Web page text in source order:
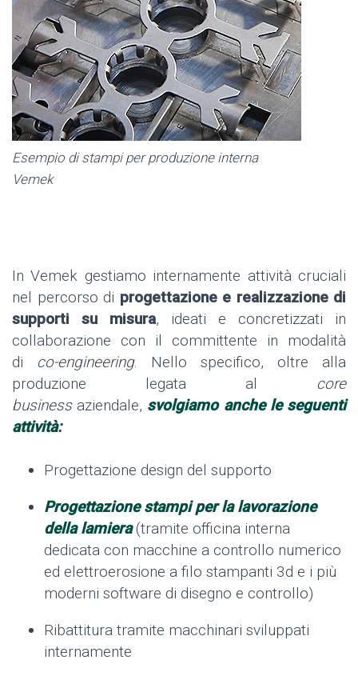
Esempio di stampi per produzione interna
Vemek
In Vemek gestiamo internamente attività cruciali
nel percorso di progettazione e realizzazione di
supporti su misura, ideati e concretizzati in
collaborazione con il committente in modalità
di co-engineering. Nello specifico, oltre alla
produzione legata al core
businessaziendale, svolgiamo anche le seguenti
attività:
Progettazione design del supporto
Progettazione stampi per la lavorazione
della lamiera(tramite officina interna
dedicata con macchine a controllo numerico
ed elettroerosione a filo stampanti 3d e i più
moderni software di disegno e controllo)
Ribattitura tramite macchinari sviluppati
internamente